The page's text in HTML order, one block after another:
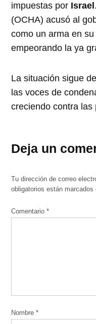
impuestas por Israel
(OCHA) acusó al
como un arma en
empeorando la ya
La situación sigue
las voces de
creciendo contra las
Deja un
Tu dirección de correo
obligatorios están
Comentario*
Nombre*